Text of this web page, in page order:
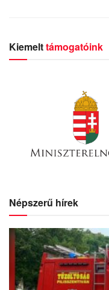
Kiemelttámogatóink
Népszerű hírek